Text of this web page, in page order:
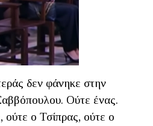
δεν φάνηκε στην
Ούτε ένας.
ο Τσίπρας, ούτε ο